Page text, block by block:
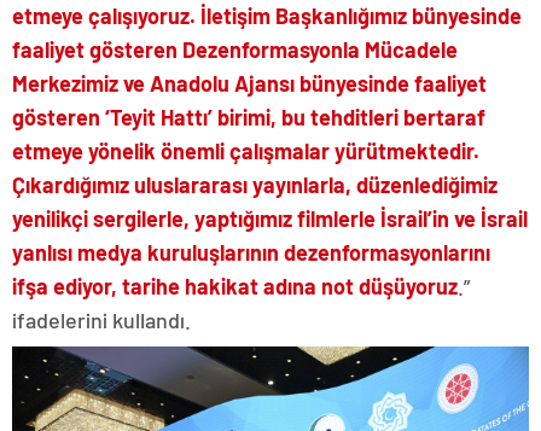
etmeye çalışıyoruz. İletişim Başkanlığımız bünyesinde
faaliyet gösteren Dezenformasyonla Mücadele
Merkezimiz ve Anadolu Ajansı bünyesinde faaliyet
gösteren ‘Teyit Hattı’ birimi, bu tehditleri bertaraf
etmeye yönelik önemli çalışmalar yürütmektedir.
Çıkardığımız uluslararası yayınlarla, düzenlediğimiz
yenilikçi sergilerle, yaptığımız filmlerle İsrail’in ve İsrail
yanlısı medya kuruluşlarının dezenformasyonlarını
ifşa ediyor, tarihe hakikat adına not düşüyoruz .”
ifadelerini kullandı.